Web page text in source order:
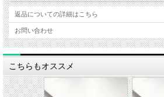
返品についての詳細はこちら
お問い合わせ
こちらもオススメ